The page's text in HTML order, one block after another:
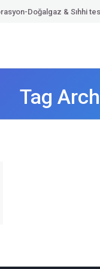
Doğalgaz & Sıhhi
Tag